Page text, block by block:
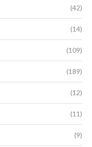
(42)
(14)
(109)
(189)
(12)
(11)
(9)